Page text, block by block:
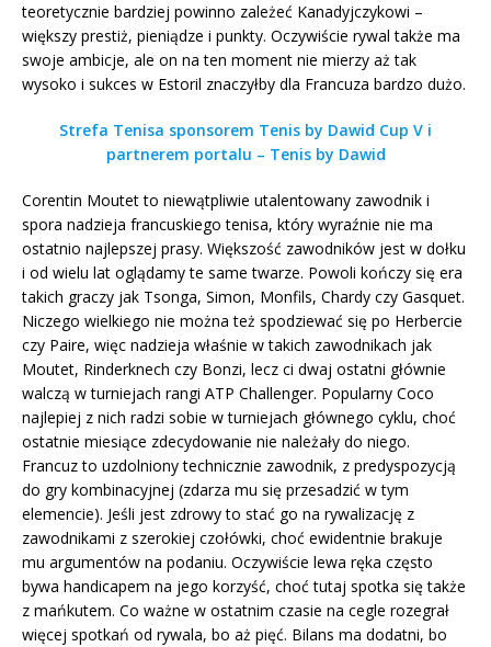
teoretycznie bardziej powinno zależeć Kanadyjczykowi –
większy prestiż, pieniądze i punkty. Oczywiście rywal także ma
swoje ambicje, ale on na ten moment nie mierzy aż tak
wysoko i sukces w Estoril znaczyłby dla Francuza bardzo dużo.
Strefa Tenisa sponsorem Tenis by Dawid Cup V i
partnerem portalu – Tenis by Dawid
Corentin Moutet to niewątpliwie utalentowany zawodnik i
spora nadzieja francuskiego tenisa, który wyraźnie nie ma
ostatnio najlepszej prasy. Większość zawodników jest w dołku
i od wielu lat oglądamy te same twarze. Powoli kończy się era
takich graczy jak Tsonga, Simon, Monfils, Chardy czy Gasquet.
Niczego wielkiego nie można też spodziewać się po Herbercie
czy Paire, więc nadzieja właśnie w takich zawodnikach jak
Moutet, Rinderknech czy Bonzi, lecz ci dwaj ostatni głównie
walczą w turniejach rangi ATP Challenger. Popularny Coco
najlepiej z nich radzi sobie w turniejach głównego cyklu, choć
ostatnie miesiące zdecydowanie nie należały do niego.
Francuz to uzdolniony technicznie zawodnik, z predyspozycją
do gry kombinacyjnej (zdarza mu się przesadzić w tym
elemencie). Jeśli jest zdrowy to stać go na rywalizację z
zawodnikami z szerokiej czołówki, choć ewidentnie brakuje
mu argumentów na podaniu. Oczywiście lewa ręka często
bywa handicapem na jego korzyść, choć tutaj spotka się także
z mańkutem. Co ważne w ostatnim czasie na cegle rozegrał
więcej spotkań od rywala, bo aż pięć. Bilans ma dodatni, bo